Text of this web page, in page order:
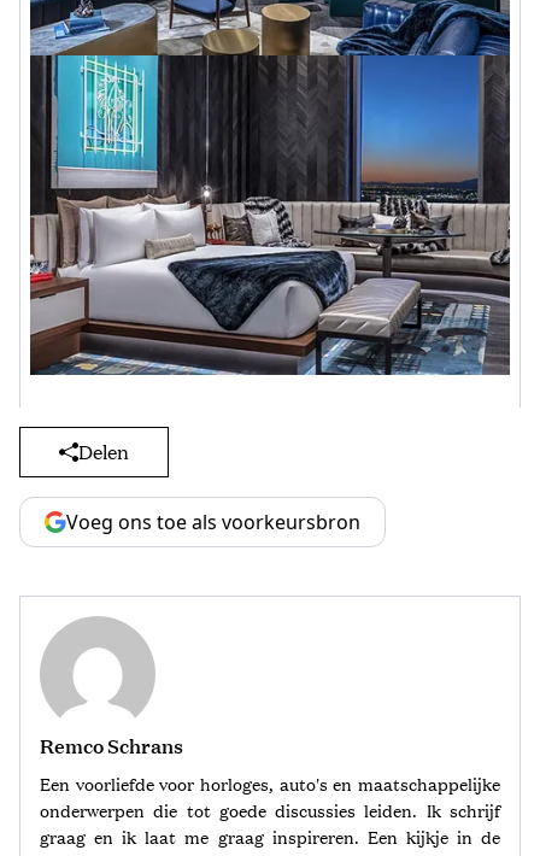
Delen
Voeg ons toe als voorkeursbron
Remco Schrans
Een voorliefde voor horloges, auto's en maatschappelijke
onderwerpen die tot goede discussies leiden. Ik schrijf
graag en ik laat me graag inspireren. Een kijkje in de